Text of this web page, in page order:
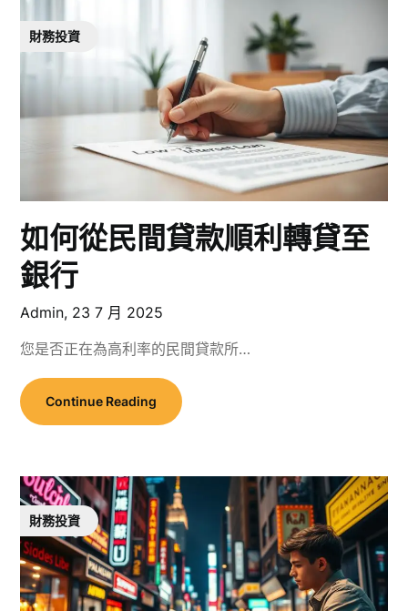
財務投資
如何從民間貸款順利轉貸至
銀行
Admin, 23 7 月 2025
您是否正在為高利率的民間貸款所…
Continue Reading
財務投資